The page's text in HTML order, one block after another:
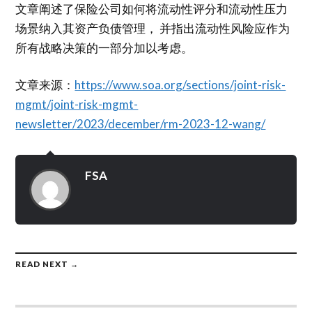
文章阐述了保险公司如何将流动性评分和流动性压力
场景纳入其资产负债管理， 并指出流动性风险应作为
所有战略决策的一部分加以考虑。
文章来源： https://www.soa.org/sections/joint-risk-
mgmt/joint-risk-mgmt-
newsletter/2023/december/rm-2023-12-wang/
FSA
READ NEXT →